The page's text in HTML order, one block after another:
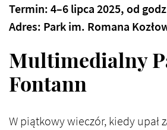
Termin: 4–6 lipca 2025, od
Adres: Park im. Romana
Multimedialny
Fontann
W piątkowy wieczór, kiedy upał